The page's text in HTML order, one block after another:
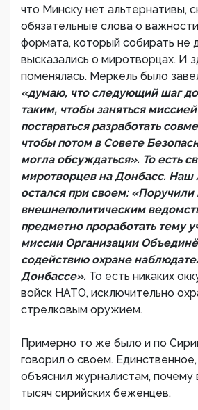
что Минску нет альтернативы,
обязательные слова о
формата, который собирать не
высказались о миротворцах. И
поменялась. Меркель было
«думаю, что следующий шаг
таким, чтобы заняться
постараться разработать
чтобы потом в Совете
могла обсуждаться». То есть
миротворцев на Донбасс. Наш
остался при своем:
внешнеполитическим
предметно проработать тему
миссии Организации
содействию охране
Донбассе». То есть никаких
войск НАТО, исключительно
стрелковым оружием.
Примерно то же было и по
говорил о своем.
объяснил журналистам,
тысяч сирийских беженцев.